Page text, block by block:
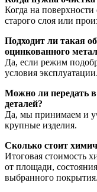
Когда на поверхности
старого слоя или
Подходит ли такая
оцинкованного
Да, если режим
условия эксплуатации.
Можно ли передать
деталей?
Да, мы принимаем и
крупные изделия.
Сколько стоит
Итоговая стоимость
от площади,
выбранного покрытия.